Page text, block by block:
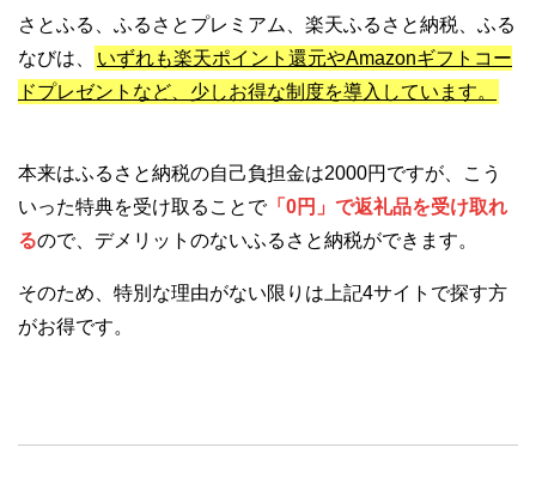
さとふる、ふるさとプレミアム、楽天ふるさと納税、ふる
なびは、
いずれも楽天ポイント還元やAmazonギフトコー
ドプレゼントなど、少しお得な制度を導入しています。
本来はふるさと納税の自己負担金は2000円ですが、こう
いった特典を受け取ることで「0円」で返礼品を受け取れ
るので、デメリットのないふるさと納税ができます。
そのため、特別な理由がない限りは上記4サイトで探す方
がお得です。